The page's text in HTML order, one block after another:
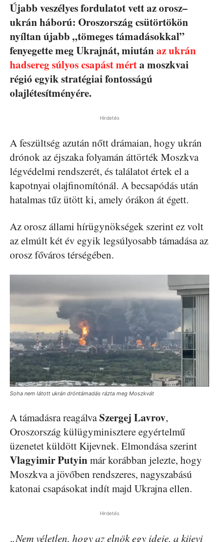
Újabb veszélyes fordulatot vett az orosz–
ukrán háború: Oroszország csütörtökön
nyíltan újabb „tömeges támadásokkal”
fenyegette meg Ukrajnát, miutánaz ukrán
hadsereg súlyos csapást mérta moszkvai
régió egyik stratégiai fontosságú
olajlétesítményére.
Hirdetés
A feszültség azután nőtt drámaian, hogy ukrán
drónok az éjszaka folyamán áttörték Moszkva
légvédelmi rendszerét, és találatot értek el a
kapotnyai olajfinomítónál. A becsapódás után
hatalmas tűz ütött ki, amely órákon át égett.
Az orosz állami hírügynökségek szerint ez volt
az elmúlt két év egyik legsúlyosabb támadása az
orosz főváros térségében.
Soha nem látott ukrán dróntámadás rázta meg Moszkvát
A támadásra reagálvaSzergej Lavrov,
Oroszország külügyminisztere egyértelmű
üzenetet küldött Kijevnek. Elmondása szerint
Vlagyimir Putyinmár korábban jelezte, hogy
Moszkva a jövőben rendszeres, nagyszabású
katonai csapásokat indít majd Ukrajna ellen.
Hirdetés
„Nem véletlen, hogy az elnök egy ideje, a kijevi